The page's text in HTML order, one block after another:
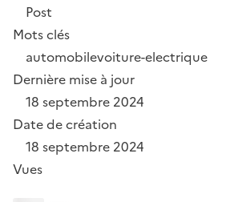
Post
Mots clés
automobilevoiture-electrique
Dernière mise à jour
18 septembre 2024
Date de création
18 septembre 2024
Vues